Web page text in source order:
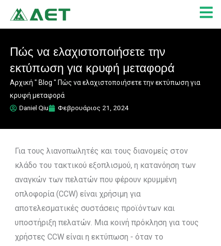
στο
περιεχόμενο
Πώς να ελαχιστοποιήσετε την
εκτύπωση για κρυφή μεταφορά
Αρχική " Blog " Πώς να ελαχιστοποιήσετε την εκτύπωση για
κρυφή μεταφορά
Daniel Qiu
Φεβρουάριος 21, 2024
Για τους λιανοπωλητές και τους διανομείς στον
κλάδο του τακτικού εξοπλισμού, η κατανόηση των
αναγκών των πελατών που φέρουν κρυμμένη
οπλοφορία (CCW) είναι χρήσιμη για
αποτελεσματικές συστάσεις προϊόντων και
υποστήριξη πελατών. Μια κοινή πρόκληση για τους
χρήστες CCW είναι η εκτύπωση - όταν το